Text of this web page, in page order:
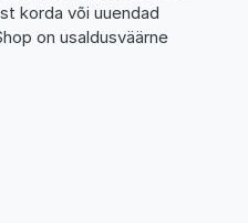
korda või uuendad
on usaldusväärne